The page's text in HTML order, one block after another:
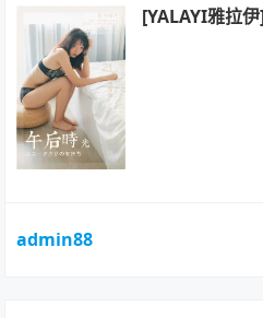
[YALAYI雅拉
admin88